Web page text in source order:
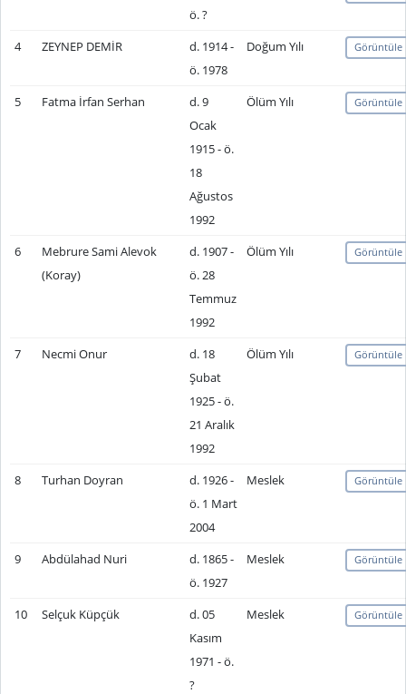
ö. ?
4 ZEYNEP DEMİR
d. 1914 -
ö. 1978
Doğum Yılı Görüntüle
5 Fatma İrfan Serhan
d. 9
Ocak
1915 - ö.
18
Ağustos
1992
Ölüm Yılı Görüntüle
6
Mebrure Sami Alevok
(Koray)
d. 1907 -
ö. 28
Temmuz
1992
Ölüm Yılı Görüntüle
7 Necmi Onur
d. 18
Şubat
1925 - ö.
21 Aralık
1992
Ölüm Yılı Görüntüle
8 Turhan Doyran
d. 1926 -
ö. 1 Mart
2004
Meslek Görüntüle
9 Abdülahad Nuri
d. 1865 -
ö. 1927
Meslek Görüntüle
10 Selçuk Küpçük
d. 05
Kasım
1971 - ö.
?
Meslek Görüntüle